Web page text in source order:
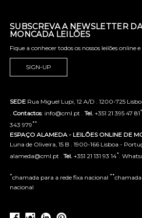
SUBSCREVA A NEWSLETTER
MONCADA LEILÕES
Fique a conhecer todos os nossos leilões online
SIGN-UP
SEDE Rua Miguel Lupi, 12 A/D . 1200-725
. Contactos: info@cml.pt . Tel. +351 21 395 47 81*
343 979**
ESPAÇO ALAMEDA - LEILÕES ONLINE DE
Luna de Oliveira, 15 B . 1900-166 Lisboa -
alameda@cml.pt . Tel. +351 21 131 93 14*.
*chamada para a rede fixa nacional **
nacional